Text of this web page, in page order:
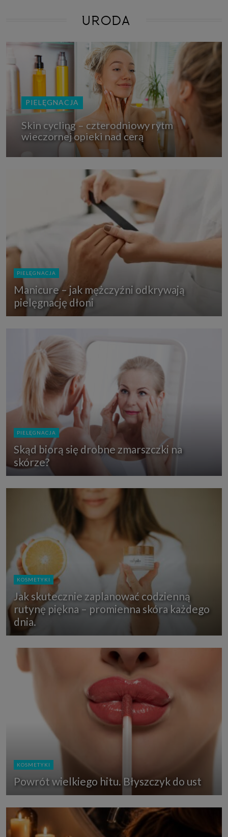
URODA
PIELĘGNACJA
Skin cycling – czterodniowy rytm
wieczornej opieki nad cerą
PIELĘGNACJA
Manicure – jak mężczyźni odkrywają
pielęgnację dłoni
PIELĘGNACJA
Skąd biorą się drobne zmarszczki na
skórze?
KOSMETYKI
Jak skutecznie zaplanować codzienną
rutynę piękna – promienna skóra każdego
dnia.
KOSMETYKI
Powrót wielkiego hitu. Błyszczyk do ust